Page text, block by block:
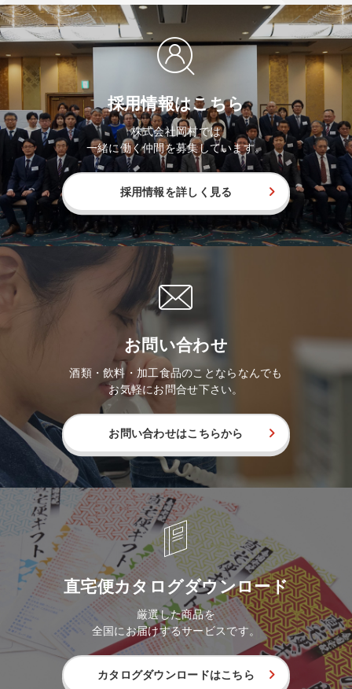
採用情報はこちら
株式会社岡村では
一緒に働く仲間を募集しています。
採用情報を詳しく見る
お問い合わせ
酒類・飲料・加工食品のことならなんでも
お気軽にお問合せ下さい。
お問い合わせはこちらから
直宅便カタログダウンロード
厳選した商品を
全国にお届けするサービスです。
カタログダウンロードはこちら